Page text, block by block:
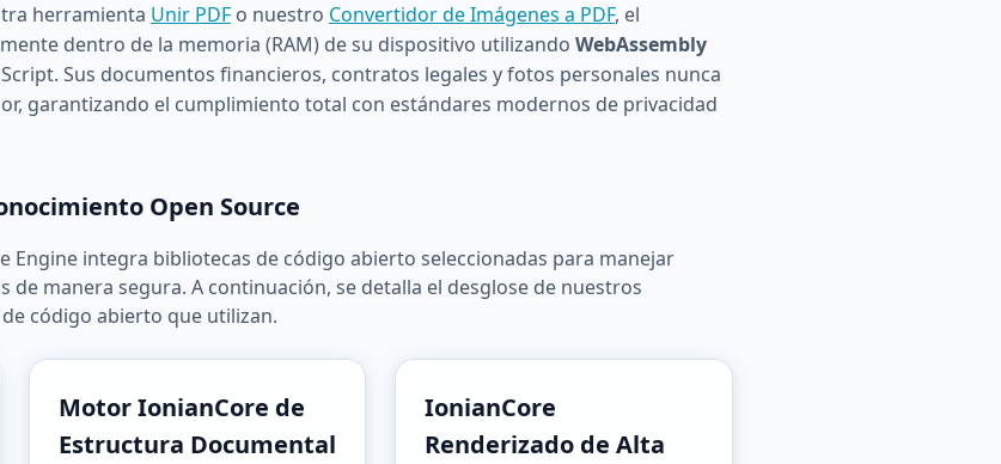
herramienta Unir PDF o nuestro Convertidor de Imágenes a PDF, el
dentro de la memoria (RAM) de su dispositivo utilizando WebAssembly
Sus documentos financieros, contratos legales y fotos personales nunca
garantizando el cumplimiento total con estándares modernos de privacidad
Open Source
integra bibliotecas de código abierto seleccionadas para manejar
de manera segura. A continuación, se detalla el desglose de nuestros
código abierto que utilizan.
Motor IonianCore de
Estructura Documental
IonianCore
Renderizado de Alta